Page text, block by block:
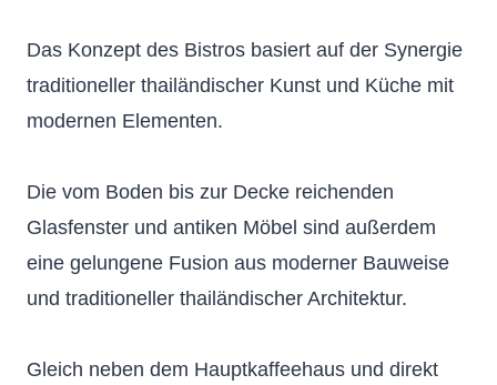
Das Konzept des Bistros basiert auf der Synergie
traditioneller thailändischer Kunst und Küche mit
modernen Elementen.
Die vom Boden bis zur Decke reichenden
Glasfenster und antiken Möbel sind außerdem
eine gelungene Fusion aus moderner Bauweise
und traditioneller thailändischer Architektur.
Gleich neben dem Hauptkaffeehaus und direkt